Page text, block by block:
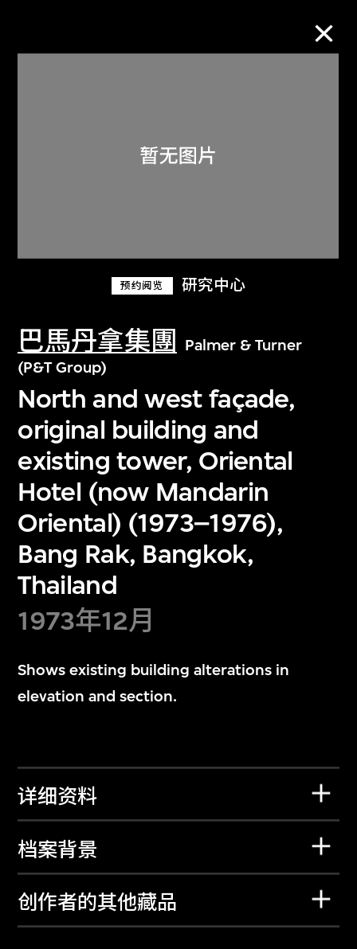
预约阅览 研究中心
巴馬丹拿集團
Palmer & Turner
(P&T Group)
North and west façade,
original building and
existing tower, Oriental
Hotel (now Mandarin
Oriental) (1973–1976),
Bang Rak, Bangkok,
Thailand
1973年12月
Shows existing building alterations in
elevation and section.
详细资料
档案背景
创作者的其他藏品
关于M+藏品
探索世界顶级的二十及二十一世纪视觉
文化藏品。